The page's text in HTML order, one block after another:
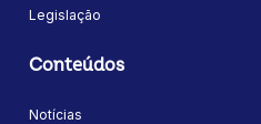
Legislação
Conteúdos
Notícias